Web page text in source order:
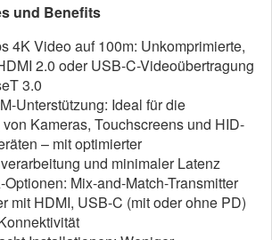
und Benefits
4K Video auf 100m: Unkomprimierte,
2.0 oder USB-C-Videoübertragung
3.0
Unterstützung: Ideal für die
Kameras, Touchscreens und HID-
– mit optimierter
und minimaler Latenz
Mix-and-Match-Transmitter
mit HDMI, USB-C (mit oder ohne PD)